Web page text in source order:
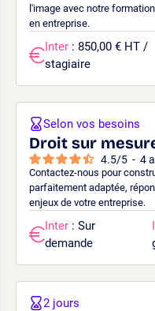
l'image avec notre
en entreprise.
Inter : 850,00 € HT /
stagiaire
Droit sur
4.5/5 - 4
Contactez-nous pour
parfaitement adaptée,
enjeux de votre entreprise.
Selon vos besoins
Inter : Sur
demande
2 jours